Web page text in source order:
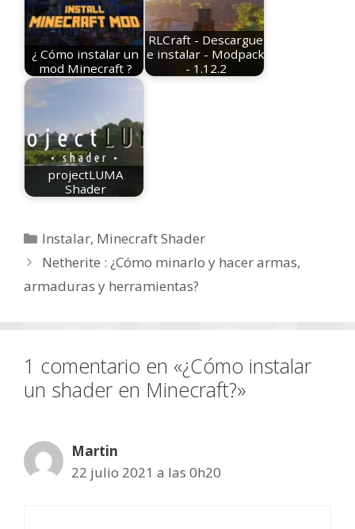
¿ Cómo instalar un
mod Minecraft ?
RLCraft - Descargue
e instalar - Modpack
- 1.12.2
projectLUMA
Shader
Categorías
Instalar, Minecraft Shader
Netherite : ¿Cómo minarlo y hacer armas,
armaduras y herramientas?
1 comentario en «¿Cómo instalar
un shader en Minecraft?»
Martin
22 julio 2021 a las 0h20